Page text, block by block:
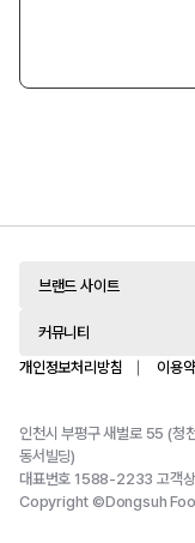
개인정보처리방침 이용
브랜드 사이트
커뮤니티
인천시 부평구 새벌로 55 (청
동서빌딩)
대표번호 1588-2233 고객
Copyright ©Dongsuh